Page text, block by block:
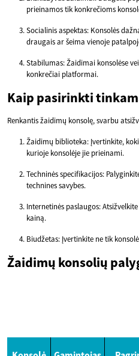
prieinamos tik konkrečioms
Socialinis aspektas: Konsolės
draugais ar šeima vienoje
Stabilumas: Žaidimai konsolėse
konkrečiai platformai.
Kaip pasirinkti
Renkantis žaidimų konsolę, svarbu
Žaidimų biblioteka: Įvertinkite,
kurioje konsolėje jie prieinami.
Techninės specifikacijos:
technines savybes.
Internetinės paslaugos:
kainą.
Biudžetas: Įvertinkite ne tik
Žaidimų konsolių